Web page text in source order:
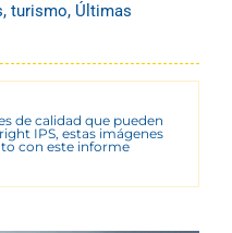
, turismo, Últimas
de calidad que pueden
IPS, estas imágenes
con este informe